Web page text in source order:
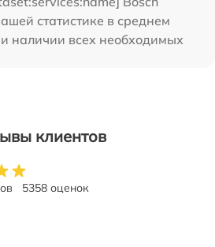
статистике в среднем
наличии всех необходимых
клиентов
5358 оценок